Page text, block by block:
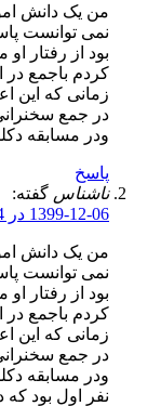
من یک دانش
نمی توانست
بود از رفتار
کردم باجمع در
زمانی که این
در جمع
ودر مسابقه
پاسخ
ناشناس گفته:
1399-12-06 در 7:34 ق.ظ
من یک دانش
نمی توانست
بود از رفتار
کردم باجمع در
زمانی که این
در جمع
ودر مسابقه
نفر اول بود